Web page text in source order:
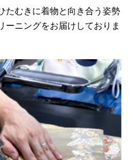
たむきに着物と向き合う姿勢
ーニングをお届けしておりま